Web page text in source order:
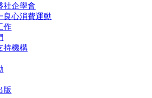
社企學會
良心消費運動
作
持機構
版